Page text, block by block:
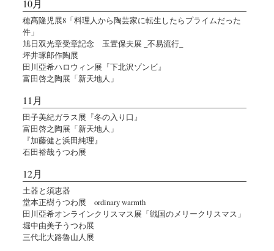
10月
穂髙隆児展8「料理人から陶芸家に転生したらプライムだった
件」
旭日双光章受章記念 玉置保夫展 _不易流行_
坪井琢郎作陶展
田川亞希ハロウィン展『下北沢ゾンビ』
富田啓之陶展「新天地人」
11月
田子美紀ガラス展『冬の入り口』
富田啓之陶展「新天地人」
『加藤健と浜田純理』
石田裕哉うつわ展
12月
土器と須恵器
堂本正樹うつわ展 ordinary warmth
田川亞希オンラインクリスマス展「戦国のメリークリスマス」
堀中由美子うつわ展
三代北大路魯山人展